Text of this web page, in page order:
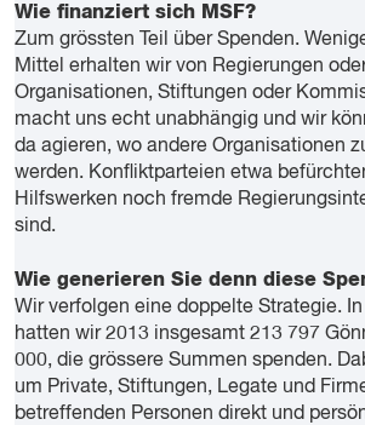
Wie finanziert sich MSF?
Zum grössten Teil über Spenden.
Mittel erhalten wir von Regierungen
Organisationen, Stiftungen oder
macht uns echt unabhängig und wir
da agieren, wo andere Organisationen
werden. Konfliktparteien etwa
Hilfswerken noch fremde
sind.
Wie generieren Sie denn diese
Wir verfolgen eine doppelte Strategie.
hatten wir 2013 insgesamt 213 797
000, die grössere Summen spenden.
um Private, Stiftungen, Legate und
betreffenden Personen direkt und